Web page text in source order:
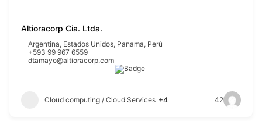
Altioracorp Cia. Ltda.
Argentina, Estados Unidos, Panama, Perú
+593 99 967 6559
dtamayo@altioracorp.com
Cloud computing / Cloud Services +4 42